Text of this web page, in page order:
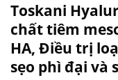
Toskani
chất tiêm
HA, Điều trị
sẹo phì đại và